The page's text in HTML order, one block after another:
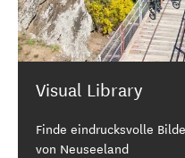
Visual Library
Finde eindrucksvolle
von Neuseeland